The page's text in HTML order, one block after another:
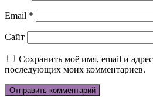
Email *
Сайт
Сохранить моё имя, email и
последующих моих комментариев.